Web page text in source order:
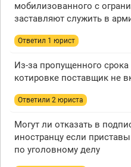
мобилизованного с
заставляют служить в
Ответил 1 юрист
Из-за пропущенного
котировке поставщик не
Ответили 2 юристa
Могут ли отказать в
иностранцу если
по уголовному делу